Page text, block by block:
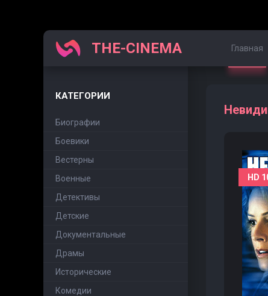
THE-CINEMA Главная
КАТЕГОРИИ
Биографии
Боевики
Вестерны
Военные
Детективы
Детские
Документальные
Драмы
Исторические
Комедии
HD